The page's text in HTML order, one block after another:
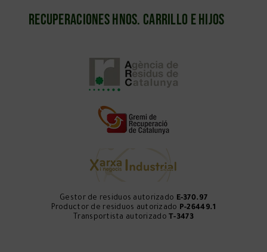
Recuperaciones Hnos. Carrillo e Hijos
Gestor de residuos autorizado E-370.97
Productor de residuos autorizado P-26449.1
Transportista autorizado T-3473